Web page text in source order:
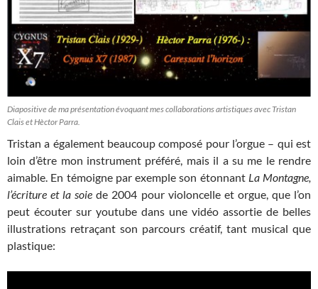
Diapositive de ma présentation évoquant mes collaborations artistiques avec Tristan
Clais et Hèctor Parra.
Tristan a également beaucoup composé pour l’orgue – qui est
loin d’être mon instrument préféré, mais il a su me le rendre
aimable. En témoigne par exemple son étonnant La Montagne,
l’écriture et la soie de 2004 pour violoncelle et orgue, que l’on
peut écouter sur youtube dans une vidéo assortie de belles
illustrations retraçant son parcours créatif, tant musical que
plastique: